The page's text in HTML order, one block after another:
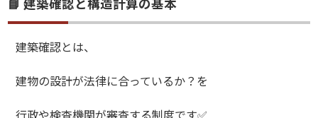
建築確認とは、
建物の設計が法律に合っているか？を
行政や検査機関が審査する制度です✅